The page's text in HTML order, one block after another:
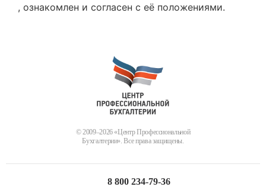
, ознакомлен и согласен с её положениями.
© 2009–2026 «Центр Профессиональной
Бухгалтерии». Все права защищены.
8 800 234-79-36